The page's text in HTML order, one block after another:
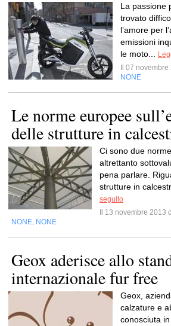
La passione
trovato
l’amore per
emissioni
le moto...
Il 07
NONE
Le norme europee
delle strutture in
Ci sono due
altrettanto
pena parlare.
strutture in
seguito
Il 13 novembre 2013
NONE NONE
Geox aderisce allo
internazionale fur free
Geox,
calzature e
conosciuta